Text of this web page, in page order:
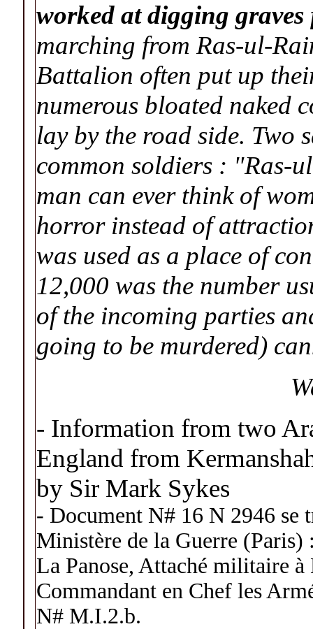
worked at digging graves
marching from Ras-ul-
Battalion often put up
numerous bloated naked
lay by the road side. Two
common soldiers : "Ras-
man can ever think of
horror instead of
was used as a place of
12,000 was the number
of the incoming parties
going to be murdered)
- Information from two
England from
by Sir Mark Sykes
- Document N# 16 N 2946 se
Ministère de la Guerre
La Panose, Attaché militaire
Commandant en Chef les
N# M.I.2.b.